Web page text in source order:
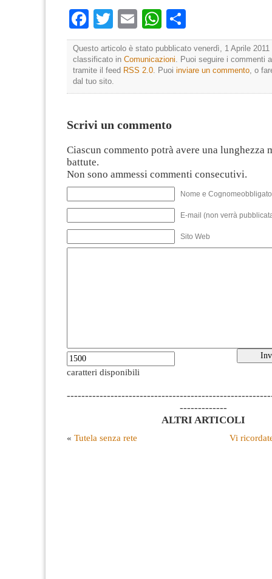
Facebook
TwitterEmailWhatsApp
Questo articolo è stato pubblicato venerdì, 1 Aprile 2011
classificato in Comunicazioni. Puoi seguire i commenti
tramite il feed RSS 2.0. Puoi inviare un commento, o
dal tuo sito.
Scrivi un commento
Ciascun commento potrà avere una lunghezza
battute.
Non sono ammessi commenti consecutivi.
Nome e
E-mail (non verrà
Sito Web
caratteri disponibili
-------------
ALTRI ARTICOLI
« Tutela senza rete Vi